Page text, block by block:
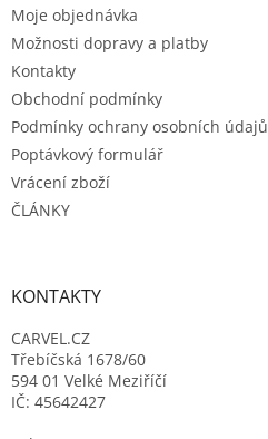
i
Moje objednávka
Možnosti dopravy a platby
Kontakty
Obchodní podmínky
Podmínky ochrany osobních údajů
Poptávkový formulář
Vrácení zboží
ČLÁNKY
KONTAKTY
CARVEL.CZ
Třebíčská 1678/60
594 01 Velké Meziříčí
IČ: 45642427